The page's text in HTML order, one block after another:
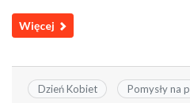
Więcej
Dzień Kobiet Pomysły na